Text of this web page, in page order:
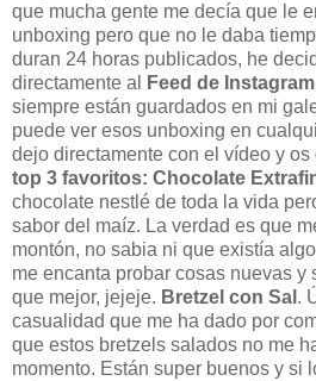
que mucha gente me decía que le
unboxing pero que no le daba
duran 24 horas publicados, he
directamente al
Feed de Instagram
siempre están guardados en mi
puede ver esos unboxing en
dejo directamente con el vídeo y os
top 3 favoritos: Chocolate
chocolate nestlé de toda la vida
sabor del maíz. La verdad es que
montón, no sabia ni que existía
me encanta probar cosas nuevas y
que mejor, jejeje. Bretzel con Sal .
casualidad que me ha dado por
que estos bretzels salados no me
momento. Están super buenos y si